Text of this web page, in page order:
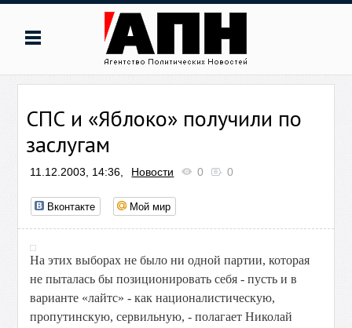
СПС и «Яблоко» получили по
заслугам
11.12.2003, 14:36, Новости 0 0
Вконтакте Мой мир
На этих выборах не было ни одной партии, которая
не пыталась бы позиционировать себя - пусть и в
варианте «лайтс» - как националистическую,
пропутинскую, сервильную, - полагает Николай